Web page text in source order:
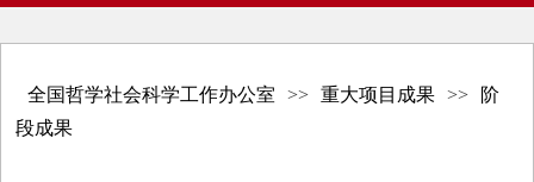
全国哲学社会科学工作办公室 >> 重大项目成果 >>
阶
段成果